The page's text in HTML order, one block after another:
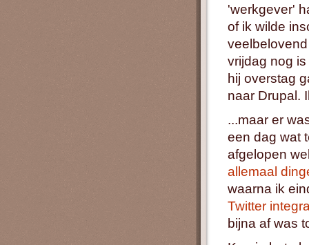
'werkgever'
of ik wilde
vrijdag nog
hij overstag
naar Drupal.
...maar er
een dag wat
afgelopen
allemaal
waarna ik
Twitter
bijna af was